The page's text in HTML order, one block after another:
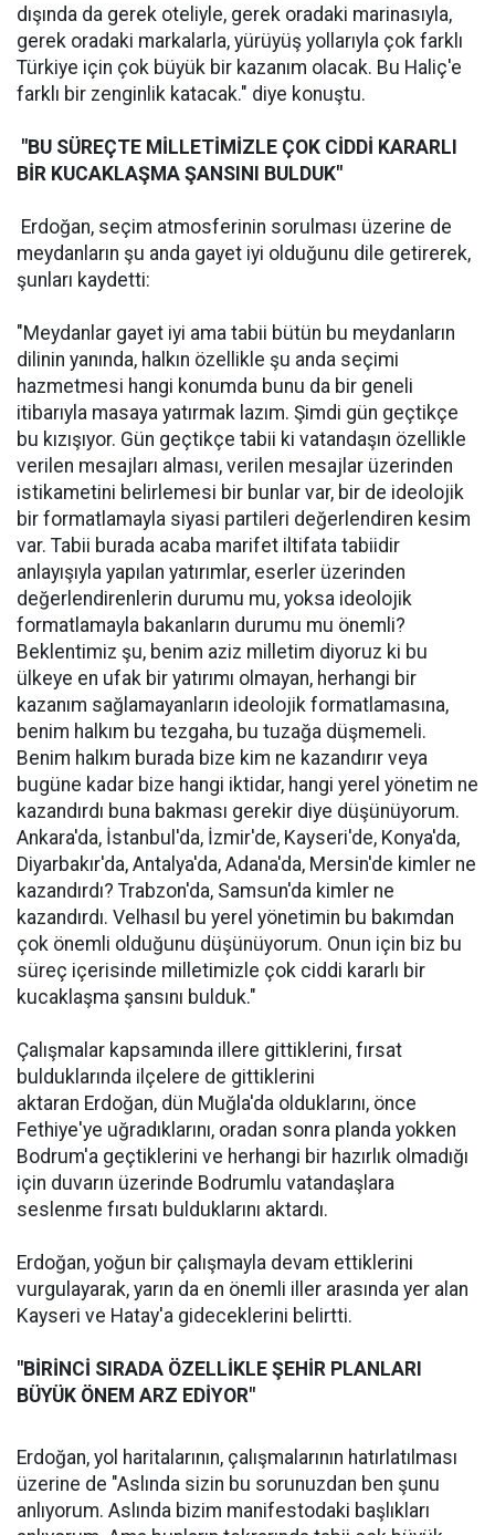
dışında da gerek oteliyle, gerek oradaki marinasıyla,
gerek oradaki markalarla, yürüyüş yollarıyla çok farklı
Türkiye için çok büyük bir kazanım olacak. Bu Haliç'e
farklı bir zenginlik katacak." diye konuştu.
"BU SÜREÇTE MİLLETİMİZLE ÇOK CİDDİ KARARLI
BİR KUCAKLAŞMA ŞANSINI BULDUK"
Erdoğan, seçim atmosferinin sorulması üzerine de
meydanların şu anda gayet iyi olduğunu dile getirerek,
şunları kaydetti:
"Meydanlar gayet iyi ama tabii bütün bu meydanların
dilinin yanında, halkın özellikle şu anda seçimi
hazmetmesi hangi konumda bunu da bir geneli
itibarıyla masaya yatırmak lazım. Şimdi gün geçtikçe
bu kızışıyor. Gün geçtikçe tabii ki vatandaşın özellikle
verilen mesajları alması, verilen mesajlar üzerinden
istikametini belirlemesi bir bunlar var, bir de ideolojik
bir formatlamayla siyasi partileri değerlendiren kesim
var. Tabii burada acaba marifet iltifata tabiidir
anlayışıyla yapılan yatırımlar, eserler üzerinden
değerlendirenlerin durumu mu, yoksa ideolojik
formatlamayla bakanların durumu mu önemli?
Beklentimiz şu, benim aziz milletim diyoruz ki bu
ülkeye en ufak bir yatırımı olmayan, herhangi bir
kazanım sağlamayanların ideolojik formatlamasına,
benim halkım bu tezgaha, bu tuzağa düşmemeli.
Benim halkım burada bize kim ne kazandırır veya
bugüne kadar bize hangi iktidar, hangi yerel yönetim ne
kazandırdı buna bakması gerekir diye düşünüyorum.
Ankara'da, İstanbul'da, İzmir'de, Kayseri'de, Konya'da,
Diyarbakır'da, Antalya'da, Adana'da, Mersin'de kimler ne
kazandırdı? Trabzon'da, Samsun'da kimler ne
kazandırdı. Velhasıl bu yerel yönetimin bu bakımdan
çok önemli olduğunu düşünüyorum. Onun için biz bu
süreç içerisinde milletimizle çok ciddi kararlı bir
kucaklaşma şansını bulduk."
Çalışmalar kapsamında illere gittiklerini, fırsat
bulduklarında ilçelere de gittiklerini
aktaran Erdoğan, dün Muğla'da olduklarını, önce
Fethiye'ye uğradıklarını, oradan sonra planda yokken
Bodrum'a geçtiklerini ve herhangi bir hazırlık olmadığı
için duvarın üzerinde Bodrumlu vatandaşlara
seslenme fırsatı bulduklarını aktardı.
Erdoğan, yoğun bir çalışmayla devam ettiklerini
vurgulayarak, yarın da en önemli iller arasında yer alan
Kayseri ve Hatay'a gideceklerini belirtti.
"BİRİNCİ SIRADA ÖZELLİKLE ŞEHİR PLANLARI
BÜYÜK ÖNEM ARZ EDİYOR"
Erdoğan, yol haritalarının, çalışmalarının hatırlatılması
üzerine de "Aslında sizin bu sorunuzdan ben şunu
anlıyorum. Aslında bizim manifestodaki başlıkları